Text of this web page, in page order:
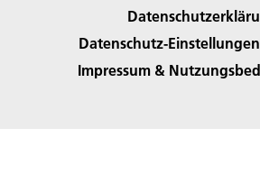
Datenschutz-
Impressum &